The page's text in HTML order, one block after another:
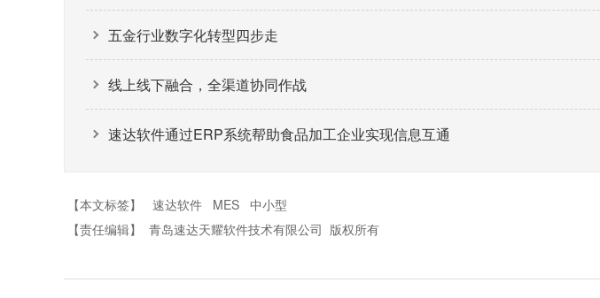
五金行业数字化转型四步走
线上线下融合，全渠道协同作战
速达软件通过ERP系统帮助食品加工企业实现信息互通
【本文标签】 速达软件 MES 中小型
【责任编辑】
青岛速达天耀软件技术有限公司 版权所有